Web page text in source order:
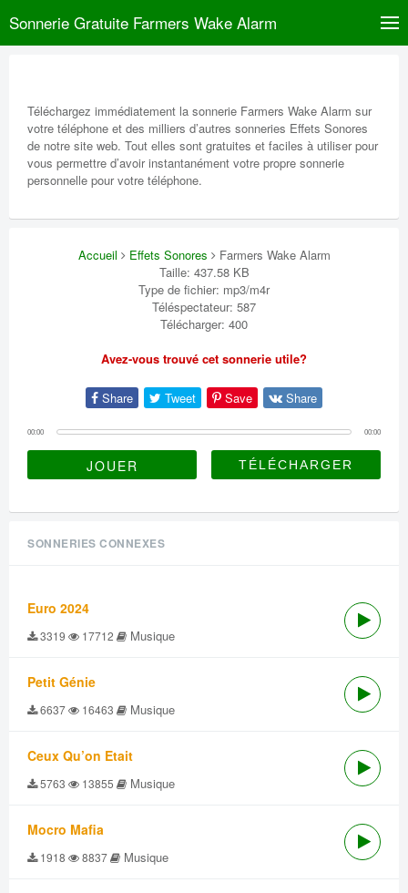
Sonnerie Gratuite Farmers Wake Alarm
Téléchargez immédiatement la sonnerie Farmers Wake Alarm sur
votre téléphone et des milliers d’autres sonneries Effets Sonores
de notre site web. Tout elles sont gratuites et faciles à utiliser pour
vous permettre d’avoir instantanément votre propre sonnerie
personnelle pour votre téléphone.
Accueil Effets Sonores
Farmers Wake Alarm
Taille: 437.58 KB
Type de fichier: mp3/m4r
Téléspectateur: 587
Télécharger: 400
Avez-vous trouvé cet sonnerie utile?
Share Tweet Save Share
00:00 00:00
JOUER
SONNERIES CONNEXES
Euro 2024
3319 17712 Musique
Petit Génie
6637 16463 Musique
Ceux Qu’on Etait
5763 13855 Musique
Mocro Mafia
1918 8837 Musique